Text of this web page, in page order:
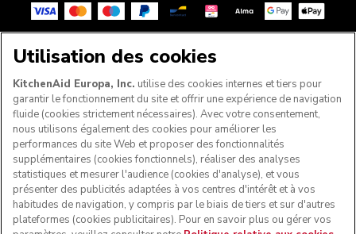
SUIVEZ-NOUS
Utilisation des cookies
KitchenAid Europa, Inc. utilise des cookies internes et tiers pour
garantir le fonctionnement du site et offrir une expérience de navigation
fluide (cookies strictement nécessaires). Avec votre consentement,
nous utilisons également des cookies pour améliorer les
performances du site Web et proposer des fonctionnalités
supplémentaires (cookies fonctionnels), réaliser des analyses
statistiques et mesurer l'audience (cookies d'analyse), et vous
présenter des publicités adaptées à vos centres d'intérêt et à vos
habitudes de navigation, y compris par le biais de tiers et sur d'autres
plateformes (cookies publicitaires). Pour en savoir plus ou gérer vos